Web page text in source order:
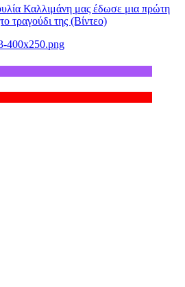
Καλλιμάνη μας έδωσε μια πρώτη
τραγούδι της (Βίντεο)